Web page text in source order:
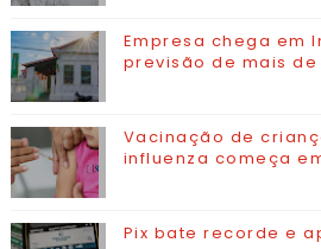
Empresa chega em
previsão de mais
Vacinação de
influenza começa
Pix bate recorde e